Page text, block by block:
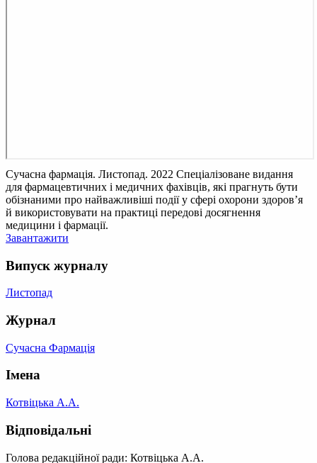
Сучасна фармація. Листопад. 2022 Спеціалізоване видання
для фармацевтичних і медичних фахівців, які прагнуть бути
обізнаними про найважливіші події у сфері охорони здоров’я
й використовувати на практиці передові досягнення
медицини і фармації.
Завантажити
Випуск журналу
Листопад
Журнал
Сучасна Фармація
Імена
Котвіцька А.А.
Відповідальні
Голова редакційної ради: Котвіцька А.А.